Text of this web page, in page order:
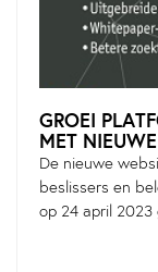
GROEI
MET
De nieuwe
beslissers en
op 24 april 2023